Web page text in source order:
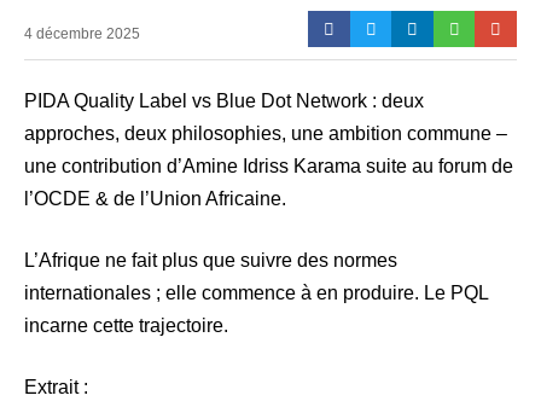
4 décembre 2025
PIDA Quality Label vs Blue Dot Network : deux
approches, deux philosophies, une ambition commune –
une contribution d’Amine Idriss Karama suite au forum de
l’OCDE & de l’Union Africaine.
L’Afrique ne fait plus que suivre des normes
internationales ; elle commence à en produire. Le PQL
incarne cette trajectoire.
Extrait :